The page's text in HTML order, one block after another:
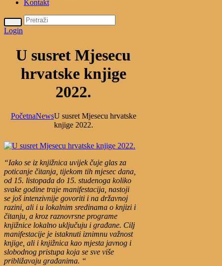
Kontakt
Login
U susret Mjesecu
hrvatske knjige
2022.
PočetnaNewsU susret Mjesecu hrvatske
knjige 2022.
“Iako se iz knjižnica uvijek čuje glas za
poticanje čitanja, tijekom tih mjesec dana,
od 15. listopada do 15. studenoga koliko
svake godine traje manifestacija, nastoji
se još intenzivnije govoriti i na državnoj
razini, ali i u lokalnim sredinama o knjizi i
čitanju, a kroz raznovrsne programe
knjižnice lokalno uključuju i građane. Cilj
manifestacije je istaknuti iznimnu važnost
knjige, ali i knjižnica kao mjesta javnog i
slobodnog pristupa koja se sve više
približavaju građanima. “